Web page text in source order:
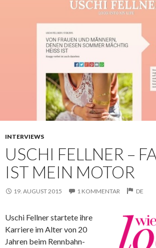
INTERVIEWS
USCHI FELLNER –
IST MEIN MOTOR
19. AUGUST 2015 1 KOMMENTAR DE
Uschi Fellner startete ihre
Karriere im Alter von 20
Jahren beim Rennbahn-